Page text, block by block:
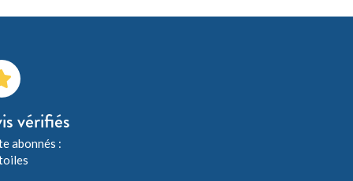
vérifiés
abonnés :